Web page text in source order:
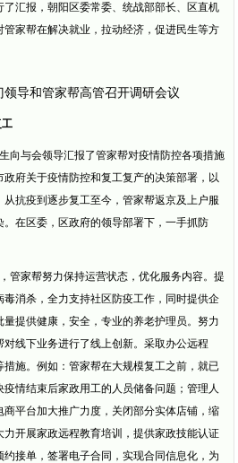
汇报，朝阳区委常委、统战部部长、区直机
家帮在解决就业，拉动经济，促进民生等方
导和管家帮高管召开调研会议
与会领导汇报了管家帮对疫情防控各项措施
府关于疫情防控和复工复产的决策部署，以
抗疫到逐步复工至今，管家帮返京及上户服
在区委，区政府的领导部署下，一手抓防
家帮努力保持运营状态，优化服务内容。提
消杀，全力支持社区防疫工作，同时提供企
提供健康，安全，专业的养老护理员。努力
线下业务进行了线上创新。采取办公远程
施。例如：管家帮在大规模复工之前，就已
情结束后家政用工的人员储备问题；管理人
平台加大推广力度，关闭部分实体店铺，缩
开展家政远程教育培训，提供家政技能认证
接单，签署电子合同，实现合同信息化，为